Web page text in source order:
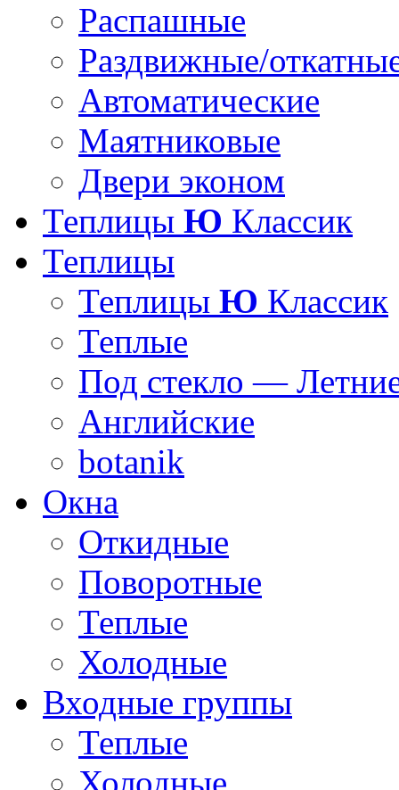
Распашные
Раздвижные/
Автоматические
Маятниковые
Двери эконом
Теплицы Ю Классик
Теплицы
Теплицы Ю Классик
Теплые
Под стекло —
Английские
botanik
Окна
Откидные
Поворотные
Теплые
Холодные
Входные группы
Теплые